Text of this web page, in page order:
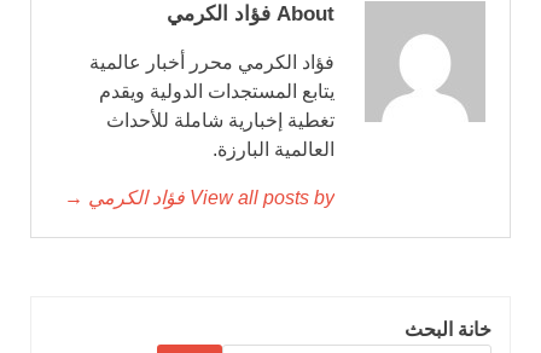
About فؤاد الكرمي
فؤاد الكرمي محرر أخبار عالمية
يتابع المستجدات الدولية ويقدم
تغطية إخبارية شاملة للأحداث
العالمية البارزة.
View all posts by فؤاد الكرمي →
خانة البحث